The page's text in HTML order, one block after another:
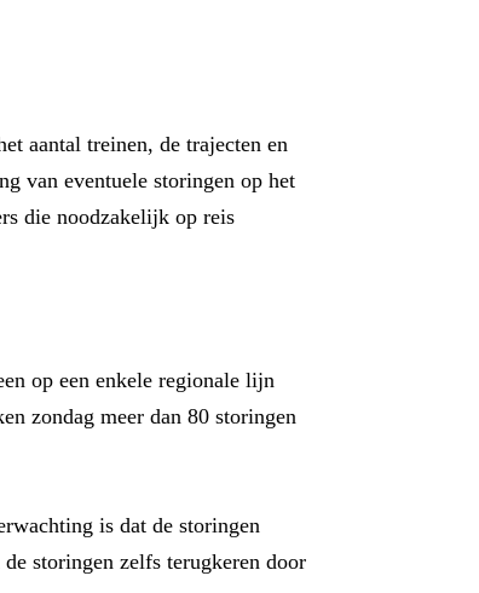
aantal treinen, de trajecten en
van eventuele storingen op het
die noodzakelijk op reis
op een enkele regionale lijn
zondag meer dan 80 storingen
is dat de storingen
storingen zelfs terugkeren door